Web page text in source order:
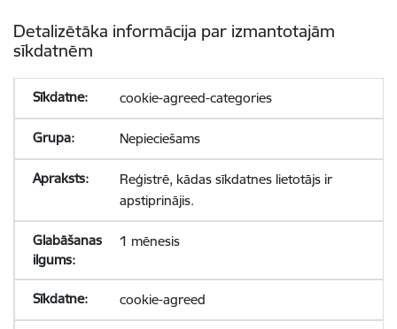
Detalizētāka informācija par izmantotajām
sīkdatnēm
cookie-agreed-categories
Nepieciešams
Reģistrē, kādas sīkdatnes lietotājs ir
apstiprinājis.
1 mēnesis
cookie-agreed